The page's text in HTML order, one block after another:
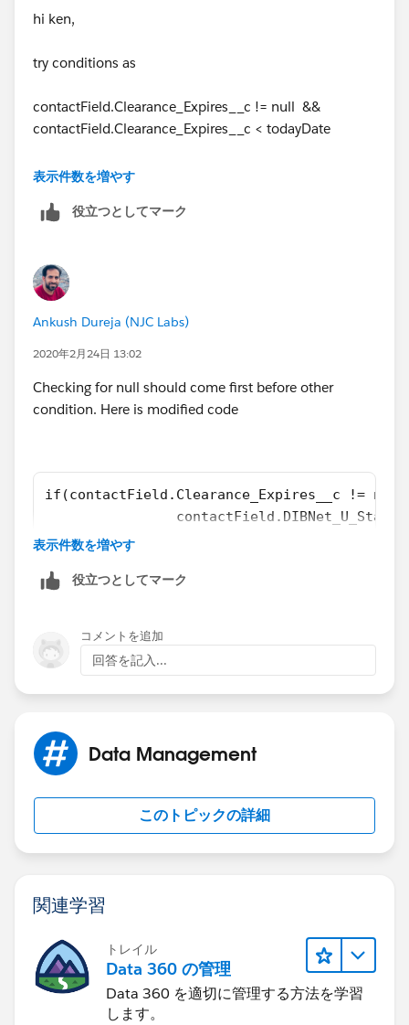
             }
if(!contactlist.isEmpty()){
     try{
  }catch(Exception  e){
   }
Thank you
Piyush Singhal
hi ken,
try conditions as
contactField.Clearance_Expires__c != null &&
contactField.Clearance_Expires__c < todayDate
---
contactField.PKIExpires__c != null &&
choose it as best answer , if it helps you
表示件数を増やす
役立つとしてマーク
Ankush Dureja (NJC Labs)
2020年2月24日 13:02
Checking for null should come first before other
condition. Here is modified code
if(contactField.Clearance_Expires__c != null
if(contactField.PKIExpires__c
            }
表示件数を増やす
役立つとしてマーク
コメントを追加
回答を記入...
Data Management
このトピックの詳細
関連学習
トレイル
Data 360 の管理
Data 360 を適切に管理する方法を学習
します。